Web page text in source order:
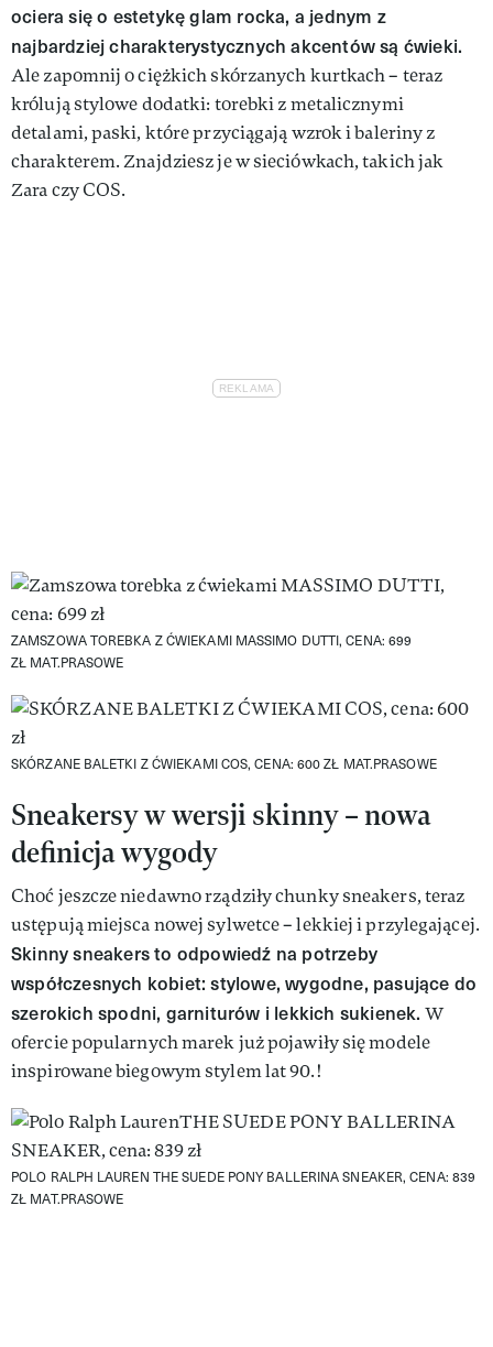
ociera się o estetykę glam rocka, a jednym z
najbardziej charakterystycznych akcentów są ćwieki.
Ale zapomnij o ciężkich skórzanych kurtkach – teraz
królują stylowe dodatki: torebki z metalicznymi
detalami, paski, które przyciągają wzrok i baleriny z
charakterem. Znajdziesz je w sieciówkach, takich jak
Zara czy COS.
ZAMSZOWA TOREBKA Z ĆWIEKAMI MASSIMO DUTTI, CENA: 699
ZŁ MAT.PRASOWE
SKÓRZANE BALETKI Z ĆWIEKAMI COS, CENA: 600 ZŁ MAT.PRASOWE
Sneakersy w wersji skinny – nowa
definicja wygody
Choć jeszcze niedawno rządziły chunky sneakers, teraz
ustępują miejsca nowej sylwetce – lekkiej i przylegającej.
Skinny sneakers to odpowiedź na potrzeby
współczesnych kobiet: stylowe, wygodne, pasujące do
szerokich spodni, garniturów i lekkich sukienek. W
ofercie popularnych marek już pojawiły się modele
inspirowane biegowym stylem lat 90.!
POLO RALPH LAUREN THE SUEDE PONY BALLERINA SNEAKER, CENA: 839
ZŁ MAT.PRASOWE